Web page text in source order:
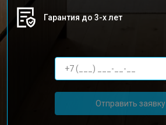
Гарантия до 3-х лет
Отправить заявку